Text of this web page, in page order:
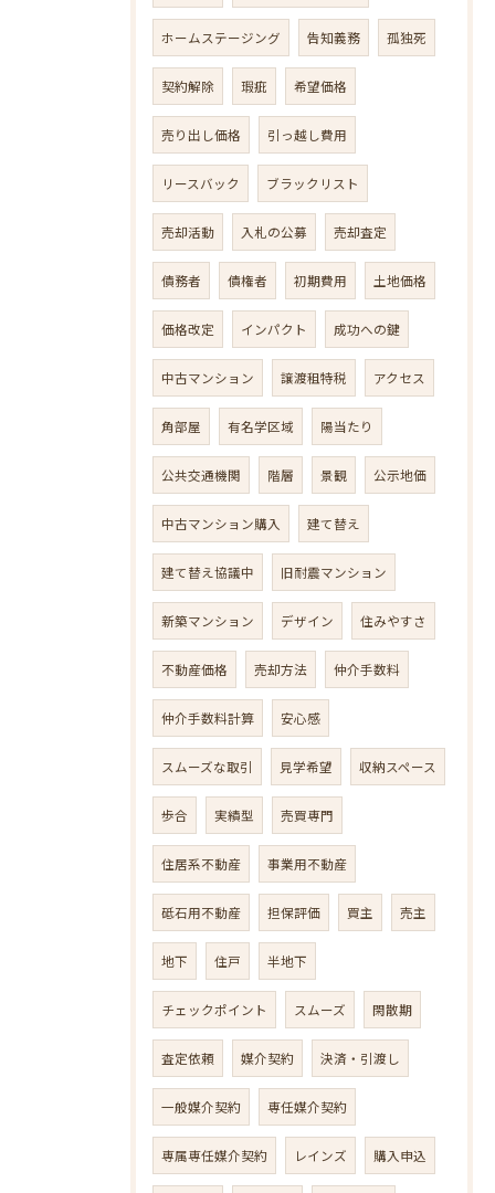
ホームステージング 告知義務 孤独死
契約解除 瑕疵 希望価格
売り出し価格 引っ越し費用
リースバック ブラックリスト
売却活動 入札の公募 売却査定
債務者 債権者 初期費用 土地価格
価格改定 インパクト 成功への鍵
中古マンション 譲渡租特税 アクセス
角部屋 有名学区域 陽当たり
公共交通機関 階層 景観 公示地価
中古マンション購入 建て替え
建て替え協議中 旧耐震マンション
新築マンション デザイン 住みやすさ
不動産価格 売却方法 仲介手数料
仲介手数料計算 安心感
スムーズな取引 見学希望 収納スペース
歩合 実績型 売買専門
住居系不動産 事業用不動産
砥石用不動産 担保評価 買主 売主
地下 住戸 半地下
チェックポイント スムーズ 閑散期
査定依頼 媒介契約 決済・引渡し
一般媒介契約 専任媒介契約
専属専任媒介契約 レインズ 購入申込